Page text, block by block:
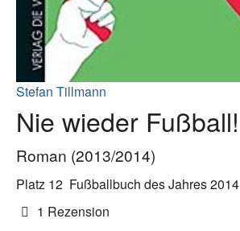
Stefan Tillmann
Nie wieder Fußball!
Roman (2013/2014)
Platz 12 Fußballbuch des Jahres 2014
1 Rezension